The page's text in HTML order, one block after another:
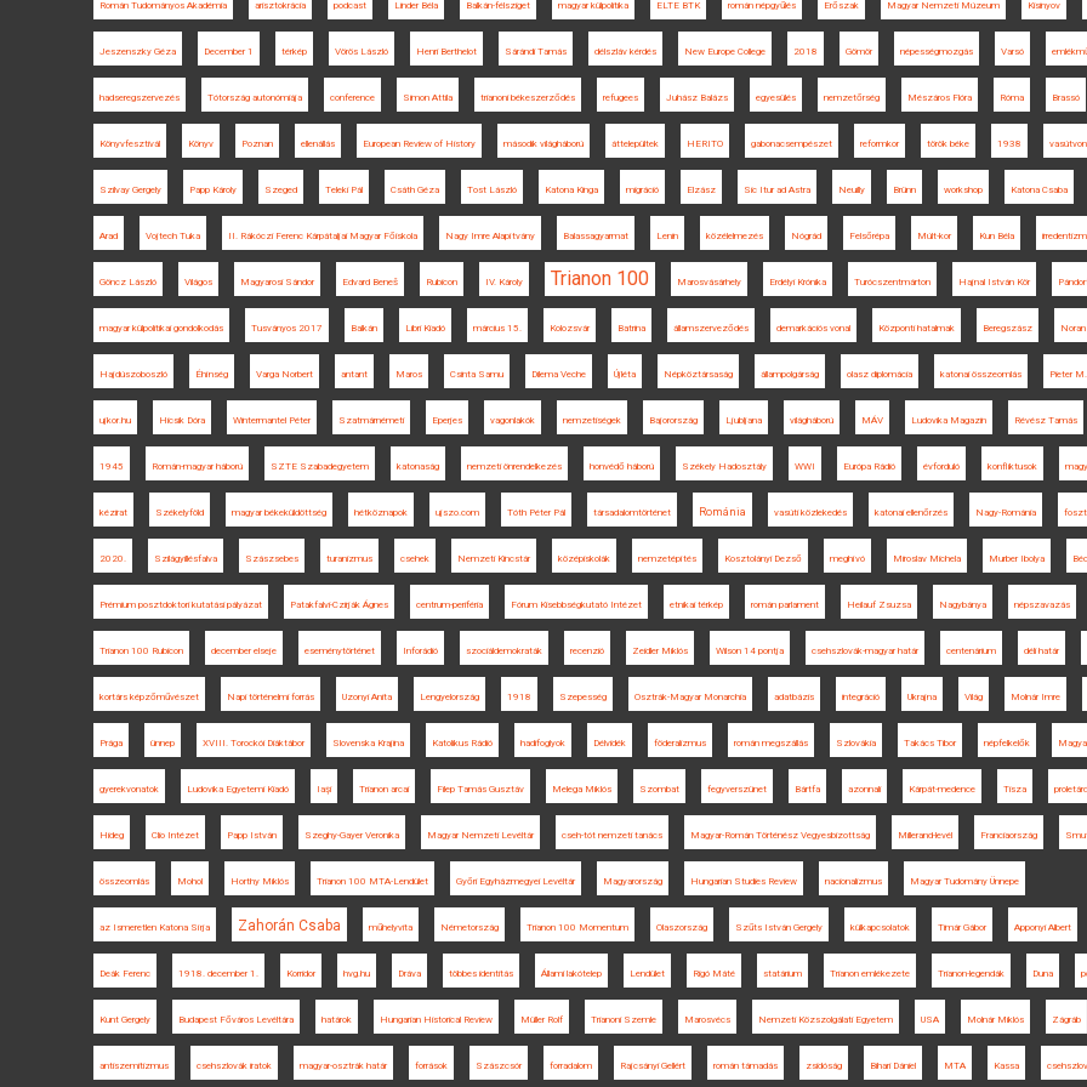
Román Tudományos Akadémia arisztokrácia podcast Linder Béla Balkán-félsziget magyar külpolitika ELTE BTK román népgyűlés Erőszak Magyar Nemzeti Múzeum Kisinyov
Jeszenszky Géza December 1 térkép Vörös László Henri Berthelot Sárándi Tamás délszláv kérdés New Europe College 2018 Gömör népességmozgás Varsó
hadseregszervezés Tótország autonómiája conference Simon Attila trianoni békeszerződés refugees Juhász Balázs egyesülés nemzetőrség Mészáros Flóra Róma Brassó
Könyvfesztivál Könyv Poznan ellenállás European Review of History második világháború áttelepültek HERITO gabonacsempészet reformkor török béke 1938
Szilvay Gergely Papp Károly Szeged Teleki Pál Csáth Géza Tost László Katona Kinga migráció Elzász Sic Itur ad Astra Neuilly Brünn workshop Katona Csaba
Arad Vojtech Tuka II. Rákóczi Ferenc Kárpátaljai Magyar Főiskola Nagy Imre Alapítvány Balassagyarmat Lenin közélelmezés Nógrád Felsőrépa Múlt-kor Kun Béla
Göncz László Világos Magyarosi Sándor Edvard Beneš Rubicon IV. Károly Trianon 100 Marosvásárhely Erdélyi Krónika Turócszentmárton Hajnal István Kör
magyar külpolitikai gondolkodás Tusványos 2017 Balkán Libri Kiadó március 15. Kolozsvár Batrina államszerveződés demarkációs vonal Központi hatalmak Beregszász
Hajdúszoboszló Éhínség Varga Norbert antant Maros Csinta Samu Dilema Veche Újléta Népköztársaság állampolgárság olasz diplomácia katonai összeomlás Pieter
ujkor.hu Hicsik Dóra Wintermantel Péter Szatmárnémeti Eperjes vagonlakók nemzetiségek Bajorország Ljubljana világháború MÁV Ludovika Magazin Révész Tamás
1945 Román-magyar háború SZTE Szabadegyetem katonaság nemzeti önrendelkezés honvédő háború Székely Hadosztály WWI Európa Rádió évforduló konfliktusok
kézirat Székelyföld magyar békeküldöttség hétköznapok ujszo.com Tóth Péter Pál társadalomtörténet Románia vasúti közlekedés katonai ellenőrzés Nagy-Románia
2020. Szilágyillésfalva Szászsebes turanizmus csehek Nemzeti Kincstár középiskolák nemzetépítés Kosztolányi Dezső meghívó Miroslav Michela Murber Ibolya
Prémium posztdoktori kutatási pályázat Patakfalvi-Czirják Ágnes centrum-periféria Fórum Kisebbségkutató Intézet etnikai térkép román parlament Heilauf Zsuzsa Nagybánya népszavazás
Trianon 100 Rubicon december elseje eseménytörténet Inforádió szociáldemokraták recenzió Zeidler Miklós Wilson 14 pontja csehszlovák-magyar határ centenárium déli határ
kortárs képzőművészet Napi történelmi forrás Uzonyi Anita Lengyelország 1918 Szepesség Osztrák-Magyar Monarchia adatbázis integráció Ukrajna Világ Molnár Imre
Prága ünnep XVIII. Torockói Diáktábor Slovenska Krajina Katolikus Rádió hadifoglyok Délvidék föderalizmus román megszállás Szlovákia Takács Tibor népfelkelők
gyerekvonatok Ludovika Egyetemi Kiadó Iaşi Trianon arcai Filep Tamás Gusztáv Melega Miklós Szombat fegyverszünet Bártfa azonnali Kárpát-medence Tisza
Hideg Clio Intézet Papp István Szeghy-Gayer Veronika Magyar Nemzeti Levéltár cseh-tót nemzeti tanács Magyar-Román Történész Vegyesbizottság Millerand-levél Franciaország
összeomlás Mohol Horthy Miklós Trianon 100 MTA-Lendület Győri Egyházmegyei Levéltár Magyarország Hungarian Studies Review nacionalizmus Magyar Tudomány Ünnepe
az Ismeretlen Katona Sírja Zahorán Csaba műhelyvita Németország Trianon 100 Momentum Olaszország Szűts István Gergely külkapcsolatok Timár Gábor Apponyi Albert
Deák Ferenc 1918. december 1. Korridor hvg.hu Dráva többes identitás Állami lakótelep Lendület Rigó Máté statárium Trianon emlékezete Trianon-legendák Duna
Kunt Gergely Budapest Főváros Levéltára határok Hungarian Historical Review Müller Rolf Trianoni Szemle Marosvécs Nemzeti Közszolgálati Egyetem USA Molnár Miklós Zágráb
antiszemitizmus csehszlovák iratok magyar-osztrák határ források Szászcsór forradalom Rajcsányi Gellért román támadás zsidóság Bihari Dániel MTA Kassa